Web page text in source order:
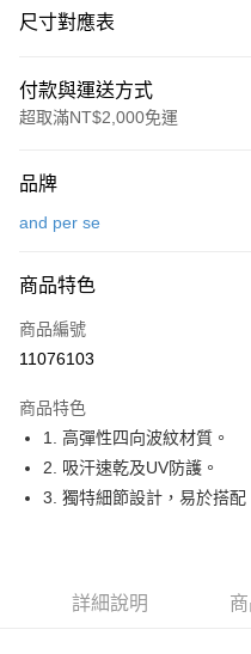
尺寸對應表
付款與運送方式
超取滿NT$2,000免運
信用卡一次付款
LINE Pay
Apple Pay
悠遊付
大哥付你分期
相關說明
成交易。
【關於「AFTEE先享後付」】
AFTEE先享後付是「在收到商品
ATM付款
品牌
and per se
商品特色
商品編號
11076103
商品特色
1. 高彈性四向波紋材質。
2. 吸汗速乾及UV防護。
3. 獨特細節設計，易於搭配
詳細說明